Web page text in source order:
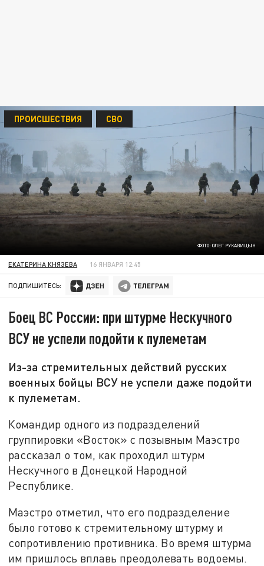
ФОТО: ОЛЕГ РУКАВИЦЫН
ПРОИСШЕСТВИЯ СВО
ЕКАТЕРИНА КНЯЗЕВА 16 ЯНВАРЯ 12:45
ПОДПИШИТЕСЬ:
Боец ВС России: при штурме Нескучного
ВСУ не успели подойти к пулеметам
Из-за стремительных действий русских
военных бойцы ВСУ не успели даже подойти
к пулеметам.
Командир одного из подразделений
группировки «Восток» с позывным Маэстро
рассказал о том, как проходил штурм
Нескучного в Донецкой Народной
Республике.
Маэстро отметил, что его подразделение
было готово к стремительному штурму и
сопротивлению противника. Во время штурма
им пришлось вплавь преодолевать водоемы.